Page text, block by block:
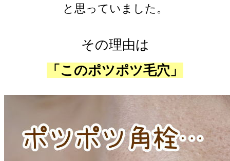
と思っていました。
その理由は
「このポツポツ毛穴」